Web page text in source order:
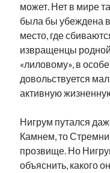
может. Нет в мире
была бы убеждена в
место, где
извращенцы
«лиловому», в
довольствуется
активную
Нигрум путался
Камнем, то
прозвище. Но
объяснить, какого